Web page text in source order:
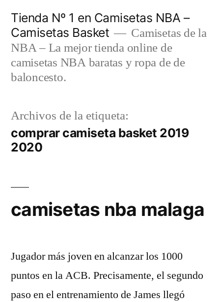
contenido
Tienda Nº 1 en Camisetas NBA –
Camisetas Basket
Camisetas de la
NBA – La mejor tienda online de
camisetas NBA baratas y ropa de de
baloncesto.
Archivos de la etiqueta:
comprar camiseta basket 2019
2020
camisetas nba malaga
Jugador más joven en alcanzar los 1000
puntos en la ACB. Precisamente, el segundo
paso en el entrenamiento de James llegó